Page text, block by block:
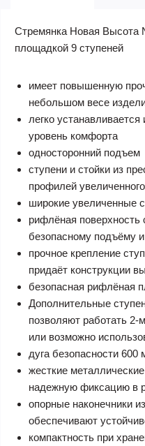
Стремянка Новая Высота
площадкой 9 ступеней
имеет повышенную
небольшом весе
легко
уровень комфорта
односторонний подъем
ступени и стойки из
профилей
широкие увеличенные
рифлёная поверхность
безопасному подъёму
прочное крепление
придаёт конструкции
безопасная рифлёная
Дополнительные
позволяют работать
или возможно
дуга безопасности 600
жесткие
надежную фиксацию в
опорные наконечники
обеспечивают
компактность при